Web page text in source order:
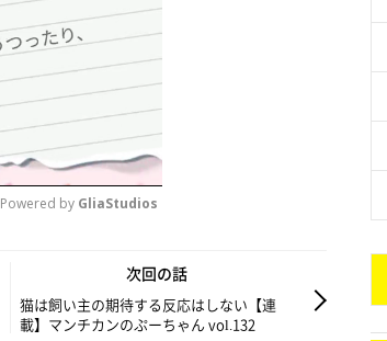
u
t
Powered by GliaStudios
次回の話
猫は飼い主の期待する反応はしない【連
載】マンチカンのぷーちゃん vol.132